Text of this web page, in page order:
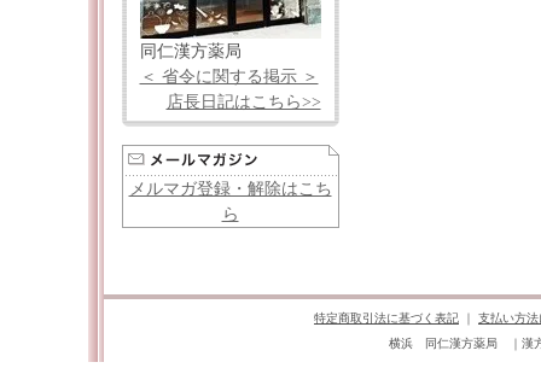
同仁漢方薬局
＜ 省令に関する掲示 ＞
店長日記はこちら>>
メルマガ登録・解除はこち
ら
特定商取引法に基づく表記 ｜ 支払い方
横浜 同仁漢方薬局 ｜漢